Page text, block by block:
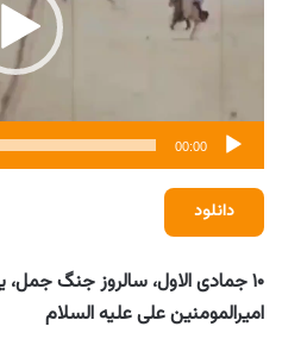
00:00
دانلود
۱۰ جمادی الاول، سالروز جنگ
امیرالمومنین علی علیه السلام